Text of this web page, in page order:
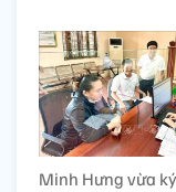
Minh Hưng vừa